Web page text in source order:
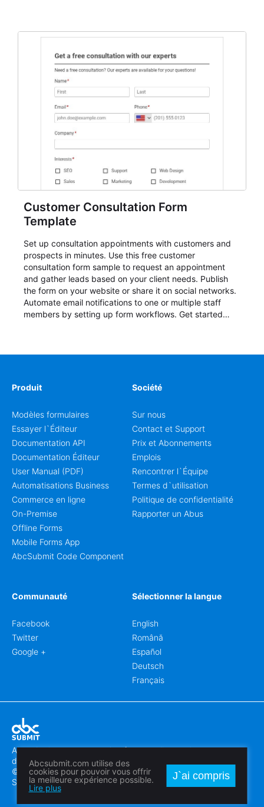
Customer Consultation Form
Template
Set up consultation appointments with customers and
prospects in minutes. Use this free customer
consultation form sample to request an appointment
and gather leads based on your client needs. Publish
the form on your website or share it on social networks.
Automate email notifications to one or multiple staff
members by setting up form workflows. Get started
Produit
Modèles formulaires
Essayer l`Éditeur
Documentation API
Documentation Éditeur
User Manual (PDF)
Automatisations Business
Commerce en ligne
On-Premise
Offline Forms
Mobile Forms App
AbcSubmit Code Component
Société
Sur nous
Contact et Support
Prix et Abonnements
Emplois
Rencontrer l`Équipe
Termes d`utilisation
Politique de confidentialité
Rapporter un Abus
Communauté
Facebook
Twitter
Google +
Sélectionner la langue
English
Română
Español
Deutsch
Français
Abcsubmit.com est une plateforme en ligne qui vous permet
de créer des formulaires et des sites web exceptionnels.
© 2018-2024 SC ABCSUBMIT SRL
Săcălaz, Main Street 464D, Timiș, Romania, ZipCode 307370
Abcsubmit.com utilise des
cookies pour pouvoir vous offrir
la meilleure expérience possible.
Lire plus
J`ai compris